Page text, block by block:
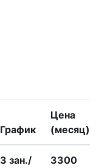
График
Цена
(месяц)
3 зан./
3300